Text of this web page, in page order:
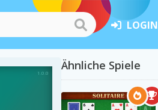
LOGIN
Ähnliche Spiele